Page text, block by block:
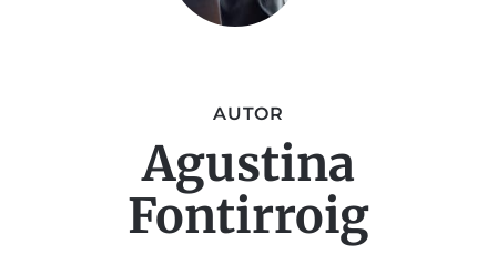
AUTOR
Agustina
Fontirroig